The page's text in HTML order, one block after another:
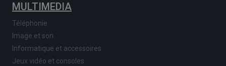
MULTIMEDIA
Téléphonie
Image et son
Informatique et accessoires
Jeux vidéo et consoles